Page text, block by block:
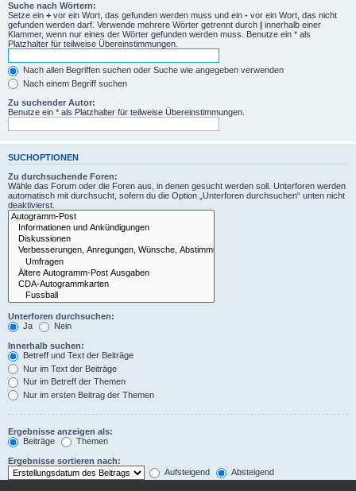
Suche nach Wörtern:
Setze ein + vor ein Wort, das gefunden werden muss und ein - vor ein Wort, das nicht
gefunden werden darf. Verwende mehrere Wörter getrennt durch | innerhalb einer
Klammer, wenn nur eines der Wörter gefunden werden muss. Benutze ein * als
Platzhalter für teilweise Übereinstimmungen.
Nach allen Begriffen suchen oder Suche wie angegeben verwenden
Nach einem Begriff suchen
Zu suchender Autor:
Benutze ein * als Platzhalter für teilweise Übereinstimmungen.
SUCHOPTIONEN
Zu durchsuchende Foren:
Wähle das Forum oder die Foren aus, in denen gesucht werden soll. Unterforen werden
automatisch mit durchsucht, sofern du die Option „Unterforen durchsuchen“ unten nicht
deaktivierst.
Unterforen durchsuchen:
Ja
Nein
Innerhalb suchen:
Betreff und Text der Beiträge
Nur im Text der Beiträge
Nur im Betreff der Themen
Nur im ersten Beitrag der Themen
Ergebnisse anzeigen als:
Beiträge
Themen
Ergebnisse sortieren nach:
Aufsteigend
Absteigend